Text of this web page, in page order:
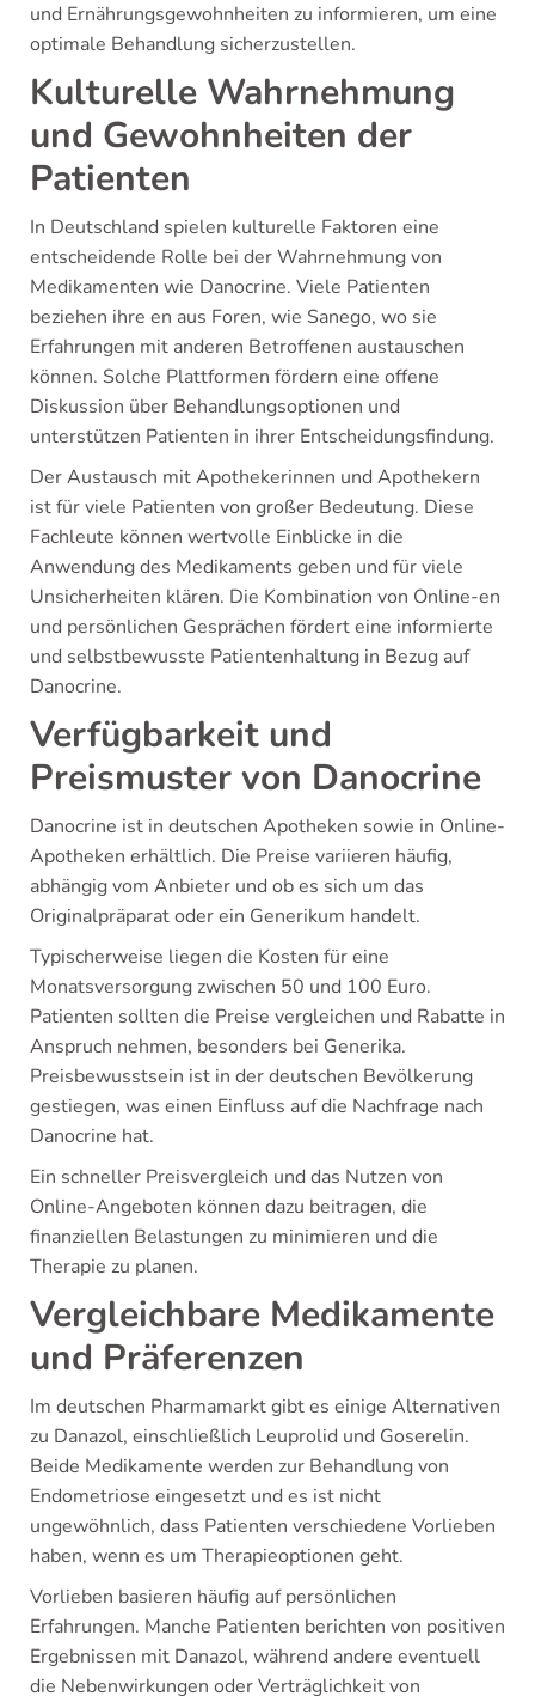
und Ernährungsgewohnheiten zu informieren, um eine
optimale Behandlung sicherzustellen.
Kulturelle Wahrnehmung
und Gewohnheiten der
Patienten
In Deutschland spielen kulturelle Faktoren eine
entscheidende Rolle bei der Wahrnehmung von
Medikamenten wie Danocrine. Viele Patienten
beziehen ihre en aus Foren, wie Sanego, wo sie
Erfahrungen mit anderen Betroffenen austauschen
können. Solche Plattformen fördern eine offene
Diskussion über Behandlungsoptionen und
unterstützen Patienten in ihrer Entscheidungsfindung.
Der Austausch mit Apothekerinnen und Apothekern
ist für viele Patienten von großer Bedeutung. Diese
Fachleute können wertvolle Einblicke in die
Anwendung des Medikaments geben und für viele
Unsicherheiten klären. Die Kombination von Online-en
und persönlichen Gesprächen fördert eine informierte
und selbstbewusste Patientenhaltung in Bezug auf
Danocrine.
Verfügbarkeit und
Preismuster von Danocrine
Danocrine ist in deutschen Apotheken sowie in Online-
Apotheken erhältlich. Die Preise variieren häufig,
abhängig vom Anbieter und ob es sich um das
Originalpräparat oder ein Generikum handelt.
Typischerweise liegen die Kosten für eine
Monatsversorgung zwischen 50 und 100 Euro.
Patienten sollten die Preise vergleichen und Rabatte in
Anspruch nehmen, besonders bei Generika.
Preisbewusstsein ist in der deutschen Bevölkerung
gestiegen, was einen Einfluss auf die Nachfrage nach
Danocrine hat.
Ein schneller Preisvergleich und das Nutzen von
Online-Angeboten können dazu beitragen, die
finanziellen Belastungen zu minimieren und die
Therapie zu planen.
Vergleichbare Medikamente
und Präferenzen
Im deutschen Pharmamarkt gibt es einige Alternativen
zu Danazol, einschließlich Leuprolid und Goserelin.
Beide Medikamente werden zur Behandlung von
Endometriose eingesetzt und es ist nicht
ungewöhnlich, dass Patienten verschiedene Vorlieben
haben, wenn es um Therapieoptionen geht.
Vorlieben basieren häufig auf persönlichen
Erfahrungen. Manche Patienten berichten von positiven
Ergebnissen mit Danazol, während andere eventuell
die Nebenwirkungen oder Verträglichkeit von